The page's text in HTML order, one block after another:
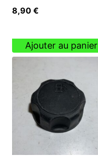
8,90 €
Ajouter au panier